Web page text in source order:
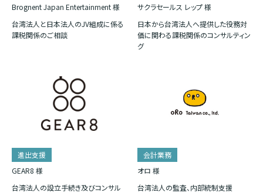
Brognent Japan Entertainment 様
台湾法人と日本法人のJV組成に係る
課税関係のご相談
サクラセールス レップ 様
日本から台湾法人へ提供した役務対
価に関わる課税関係のコンサルティン
グ
進出支援
GEAR8 様
台湾法人の設立手続き及びコンサル
会計業務
オロ 様
台湾法人の監査、内部統制支援